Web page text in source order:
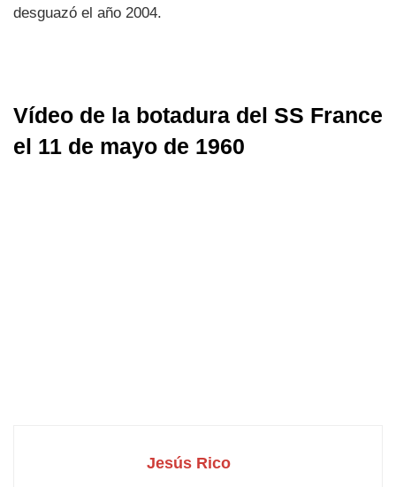
desguazó el año 2004.
Vídeo de la botadura del SS France
el 11 de mayo de 1960
Jesús Rico